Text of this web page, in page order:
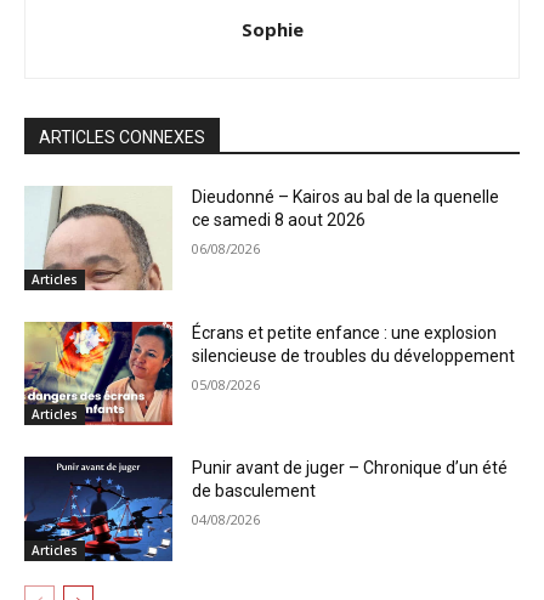
Sophie
ARTICLES CONNEXES
Articles
Dieudonné – Kairos au bal de la quenelle
ce samedi 8 aout 2026
06/08/2026
Articles
Écrans et petite enfance : une explosion
silencieuse de troubles du développement
05/08/2026
Articles
Punir avant de juger – Chronique d’un été
de basculement
04/08/2026